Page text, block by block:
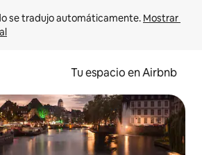
se tradujo automáticamente. Mostrar
Tu espacio en Airbnb